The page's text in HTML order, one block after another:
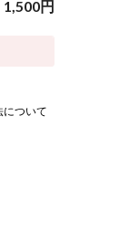
1,500円
について